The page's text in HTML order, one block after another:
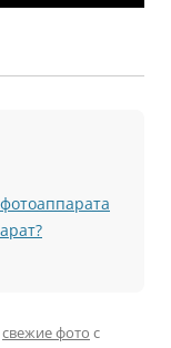
свежие фото с